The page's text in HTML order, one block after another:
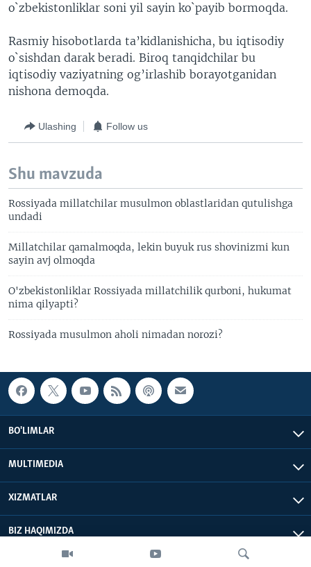
o`zbekistonliklar soni yil sayin ko`payib bormoqda.
Rasmiy hisobotlarda ta’kidlanishicha, bu iqtisodiy
o`sishdan darak beradi. Biroq tanqidchilar bu
iqtisodiy vaziyatning og’irlashib borayotganidan
nishona demoqda.
Ulashing Follow us
Shu mavzuda
Rossiyada millatchilar musulmon oblastlaridan qutulishga
undadi
Millatchilar qamalmoqda, lekin buyuk rus shovinizmi kun
sayin avj olmoqda
O'zbekistonliklar Rossiyada millatchilik qurboni, hukumat
nima qilyapti?
Rossiyada musulmon aholi nimadan norozi?
BO'LIMLAR
MULTIMEDIA
XIZMATLAR
BIZ HAQIMIZDA